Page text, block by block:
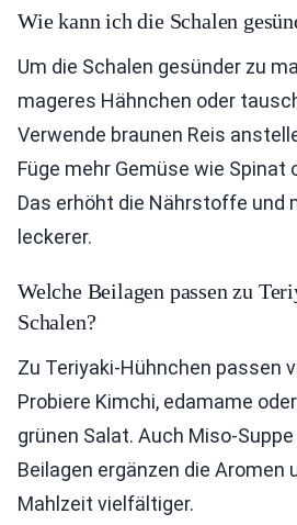
Wie kann ich die Schalen
Um die Schalen gesünder zu
mageres Hähnchen oder
Verwende braunen Reis
Füge mehr Gemüse wie Spinat
Das erhöht die Nährstoffe und
leckerer.
Welche Beilagen passen zu
Schalen?
Zu Teriyaki-Hühnchen passen
Probiere Kimchi, edamame
grünen Salat. Auch Miso-
Beilagen ergänzen die Aromen
Mahlzeit vielfältiger.